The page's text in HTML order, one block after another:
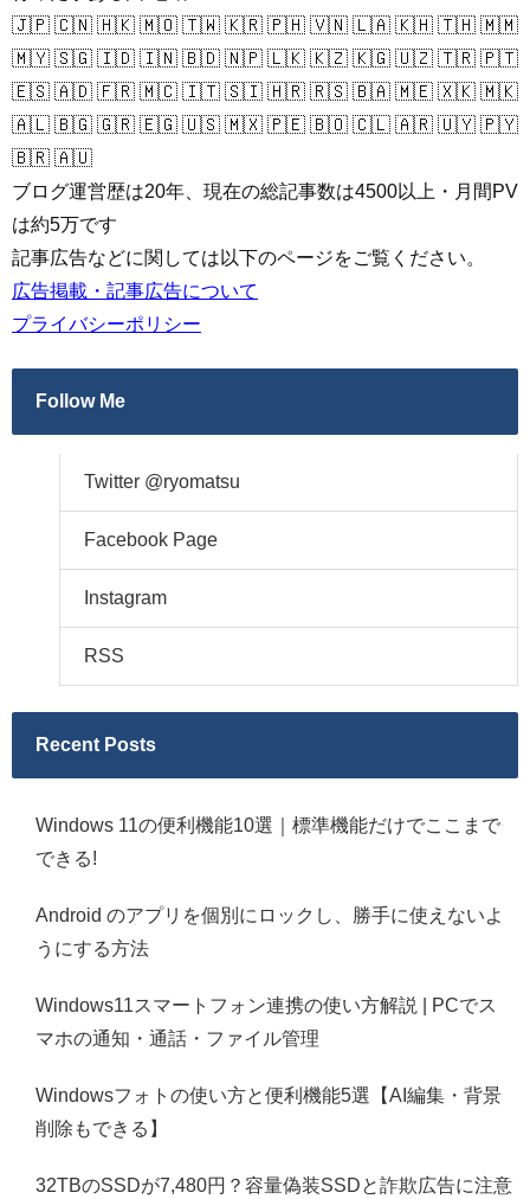
🇯🇵 🇨🇳 🇭🇰 🇲🇴 🇹🇼 🇰🇷 🇵🇭 🇻🇳 🇱🇦 🇰🇭 🇹🇭 🇲🇲
🇲🇾 🇸🇬 🇮🇩 🇮🇳 🇧🇩 🇳🇵 🇱🇰 🇰🇿 🇰🇬 🇺🇿 🇹🇷 🇵🇹
🇪🇸 🇦🇩 🇫🇷 🇲🇨 🇮🇹 🇸🇮 🇭🇷 🇷🇸 🇧🇦 🇲🇪 🇽🇰 🇲🇰
🇦🇱 🇧🇬 🇬🇷 🇪🇬 🇺🇸 🇲🇽 🇵🇪 🇧🇴 🇨🇱 🇦🇷 🇺🇾 🇵🇾
🇧🇷 🇦🇺
ブログ運営歴は20年、現在の総記事数は4500以上・月間PV
は約5万です
記事広告などに関しては以下のページをご覧ください。
広告掲載・記事広告について
プライバシーポリシー
Follow Me
Twitter @ryomatsu
Facebook Page
Instagram
RSS
Recent Posts
Windows 11の便利機能10選｜標準機能だけでここまで
できる!
Android のアプリを個別にロックし、勝手に使えないよ
うにする方法
Windows11スマートフォン連携の使い方解説 | PCでス
マホの通知・通話・ファイル管理
Windowsフォトの使い方と便利機能5選【AI編集・背景
削除もできる】
32TBのSSDが7,480円？容量偽装SSDと詐欺広告に注意